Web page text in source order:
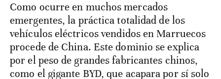
Como ocurre en muchos mercados
emergentes, la práctica totalidad de los
vehículos eléctricos vendidos en Marruecos
procede de China. Este dominio se explica
por el peso de grandes fabricantes chinos,
como el gigante BYD, que acapara por sí solo